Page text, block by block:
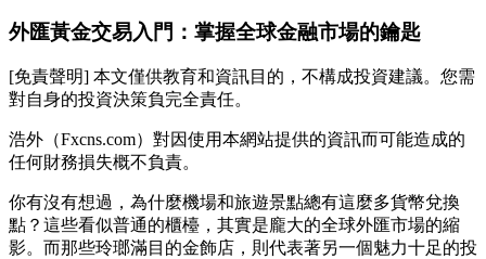
外匯黃金交易入門：掌握全球金融市場的鑰匙
[免責聲明] 本文僅供教育和資訊目的，不構成投資建議。您需
對自身的投資決策負完全責任。
浩外（Fxcns.com）對因使用本網站提供的資訊而可能造成的
任何財務損失概不負責。
你有沒有想過，為什麼機場和旅遊景點總有這麼多貨幣兌換
點？這些看似普通的櫃檯，其實是龐大的全球外匯市場的縮
影。而那些玲瑯滿目的金飾店，則代表著另一個魅力十足的投